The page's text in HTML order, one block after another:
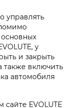
управлять
у
и закрыть
также включить
автомобиля
EVOLUTE